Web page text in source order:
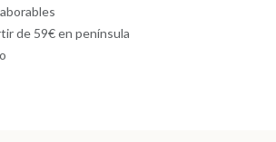
de 59€ en península